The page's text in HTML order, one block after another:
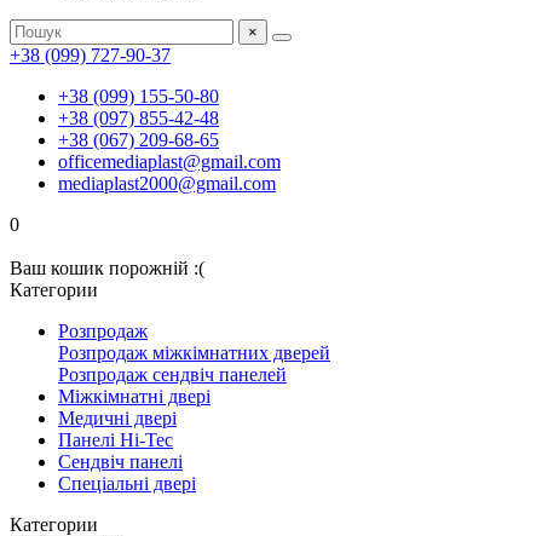
×
+38 (099) 727-90-37
+38 (099) 155-50-80
+38 (097) 855-42-48
+38 (067) 209-68-65
officemediaplast@gmail.com
mediaplast2000@gmail.com
0
Ваш кошик порожній :(
Категории
Розпродаж
Розпродаж міжкімнатних дверей
Розпродаж сендвіч панелей
Міжкімнатні двері
Медичні двері
Панелі Hi-Tec
Сендвіч панелі
Спеціальні двері
Категории